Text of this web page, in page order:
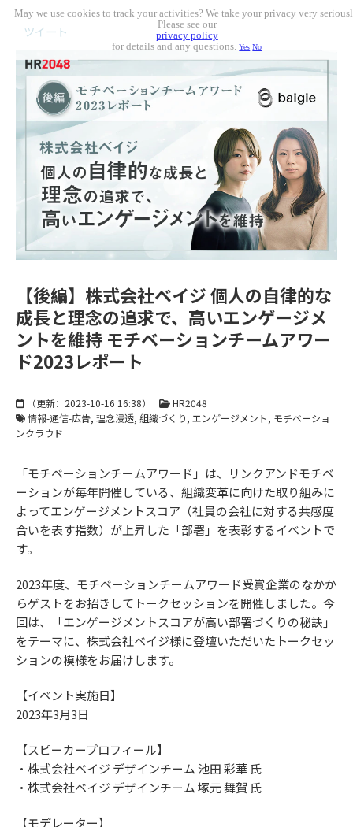
ツイート
【後編】株式会社ベイジ 個人の自律的な
成長と理念の追求で、高いエンゲージメ
ントを維持 モチベーションチームアワー
ド2023レポート
（更新： 2023-10-16 16:38）
HR2048
情報-通信-広告 理念浸透 組織づくり エンゲージメント モチベーショ
ンクラウド
「モチベーションチームアワード」は、リンクアンドモチベ
ーションが毎年開催している、組織変革に向けた取り組みに
よってエンゲージメントスコア（社員の会社に対する共感度
合いを表す指数）が上昇した「部署」を表彰するイベントで
す。
2023年度、モチベーションチームアワード受賞企業のなかか
らゲストをお招きしてトークセッションを開催しました。今
回は、「エンゲージメントスコアが高い部署づくりの秘訣」
をテーマに、株式会社ベイジ様に登壇いただいたトークセッ
ションの模様をお届けします。
【イベント実施日】
2023年3月3日
【スピーカープロフィール】
・株式会社ベイジ デザインチーム 池田 彩華 氏
・株式会社ベイジ デザインチーム 塚元 舞賀 氏
【モデレーター】
May we use cookies to track your activities? We take your privacy very
Please see our
privacy policy
for details and any questions.Yes No